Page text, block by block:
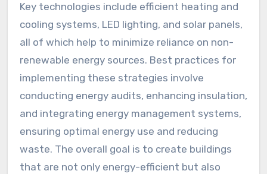
Key technologies include efficient heating and
cooling systems, LED lighting, and solar panels,
all of which help to minimize reliance on non-
renewable energy sources. Best practices for
implementing these strategies involve
conducting energy audits, enhancing insulation,
and integrating energy management systems,
ensuring optimal energy use and reducing
waste. The overall goal is to create buildings
that are not only energy-efficient but also